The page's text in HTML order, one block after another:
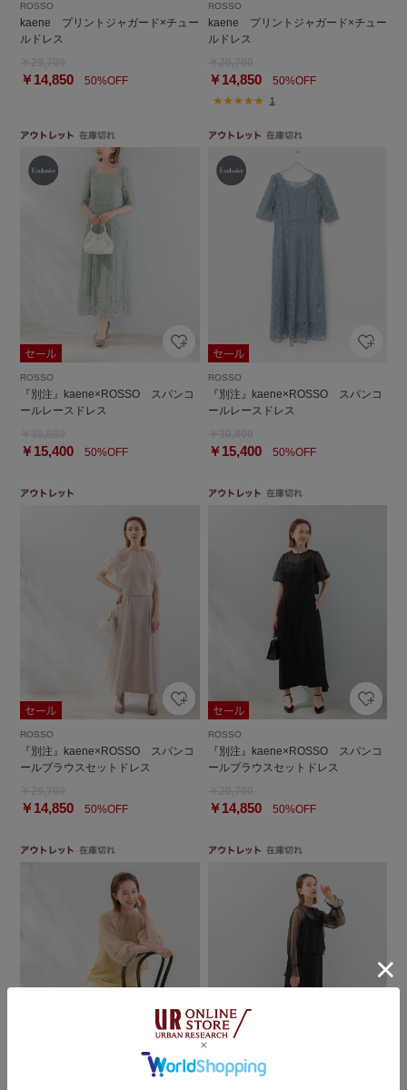
ROSSO
kaene プリントジャガード×チュー
ルドレス
￥14,850 50%OFF
ROSSO
kaene プリントジャガード×チュー
ルドレス
￥14,85050%OFF
1
ROSSO
『別注』kaene×ROSSO スパンコ
ールレースドレス
￥15,400 50%OFF
ROSSO
『別注』kaene×ROSSO スパンコ
ールレースドレス
￥15,40050%OFF
ROSSO
『別注』kaene×ROSSO スパンコ
ールブラウスセットドレス
￥14,850 50%OFF
ROSSO
『別注』kaene×ROSSO スパンコ
ールブラウスセットドレス
￥14,85050%OFF